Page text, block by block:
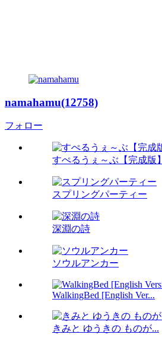
namahamu(12758)
フォロー
すぺるうぇ～ぶ【完成版】
スプリングパーティー
深淵の詩
ソウルアンカー
WalkingBed [English Ver...
きみと ゆうきの ものが...